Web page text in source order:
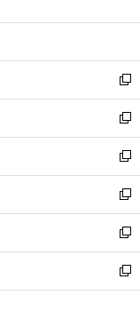
開
ウ
開
く
ン
ウ
で
開
く
ウ
ン
ド
ウ
で
開
く
新
し
い
ウ
ィ
ン
ド
ウ
で
開
く
新
し
い
ウ
ィ
ン
ド
ウ
で
開
新
し
い
ウ
ィ
ン
ド
ウ
新
し
い
ウ
ィ
ン
新
し
い
ウ
新
し